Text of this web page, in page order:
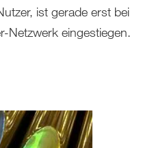
ist gerade erst bei
Netzwerk eingestiegen.